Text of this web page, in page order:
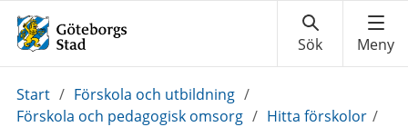
Du
är
Start / Förskola och utbildning /
Förskola och pedagogisk omsorg / Hitta förskolor /